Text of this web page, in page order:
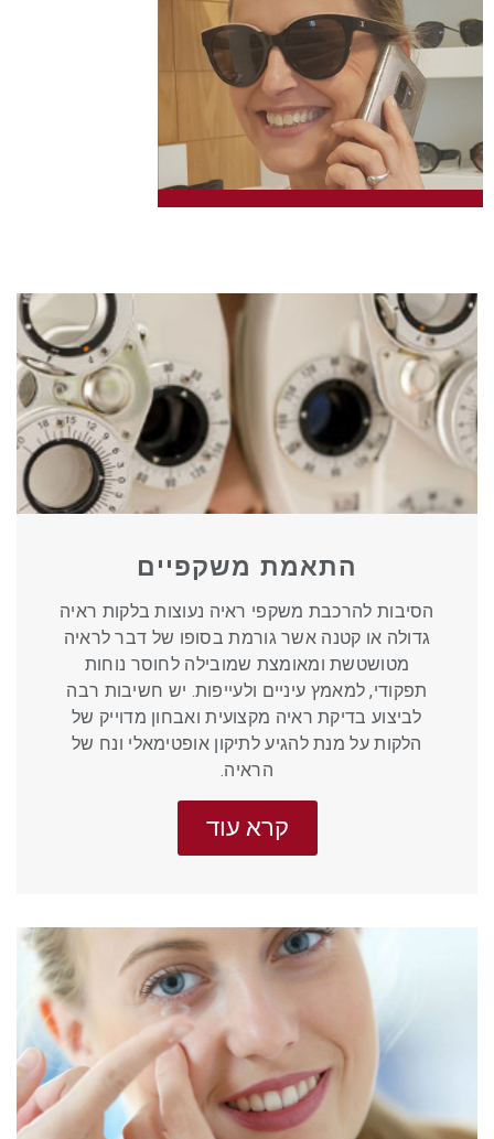
התאמת משקפיים
הסיבות להרכבת משקפי ראיה נעוצות בלקות ראיה
גדולה או קטנה אשר גורמת בסופו של דבר לראיה
מטושטשת ומאומצת שמובילה לחוסר נוחות
תפקודי, למאמץ עיניים ולעייפות. יש חשיבות רבה
לביצוע בדיקת ראיה מקצועית ואבחון מדוייק של
הלקות על מנת להגיע לתיקון אופטימאלי ונח של
הראיה.
קרא עוד